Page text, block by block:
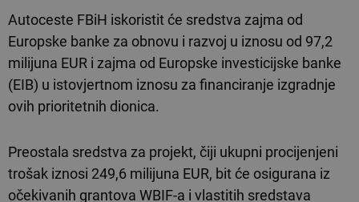
Autoceste FBiH iskoristit će sredstva zajma od
Europske banke za obnovu i razvoj u iznosu od 97,2
milijuna EUR i zajma od Europske investicijske banke
(EIB) u istovjertnom iznosu za financiranje izgradnje
ovih prioritetnih dionica.
Preostala sredstva za projekt, čiji ukupni procijenjeni
trošak iznosi 249,6 milijuna EUR, bit će osigurana iz
očekivanih grantova WBIF-a i vlastitih sredstava